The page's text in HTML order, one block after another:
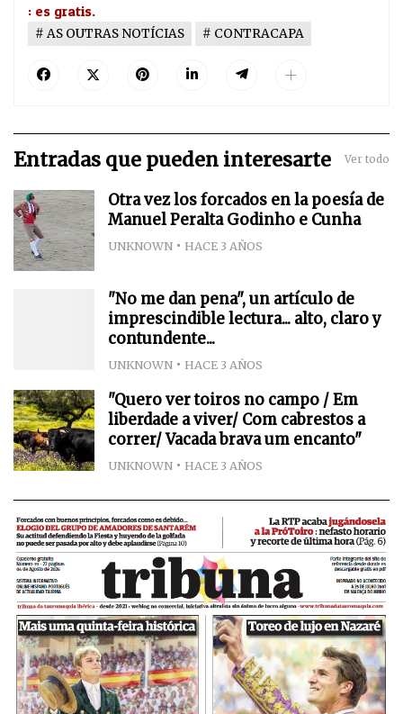
: es gratis.
AS OUTRAS NOTÍCIAS CONTRACAPA
Entradas que pueden interesarte Ver todo
Otra vez los forcados en la poesía de
Manuel Peralta Godinho e Cunha
UNKNOWN HACE 3 AÑOS
"No me dan pena", un artículo de
imprescindible lectura... alto, claro y
contundente...
UNKNOWN HACE 3 AÑOS
"Quero ver toiros no campo / Em
liberdade a viver/ Com cabrestos a
correr/ Vacada brava um encanto"
UNKNOWN HACE 3 AÑOS